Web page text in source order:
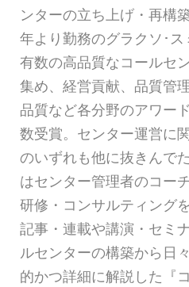
ンターの立ち上げ・再構
年より勤務のグラクソ･
有数の高品質なコールセ
集め、経営貢献、品質管
品質など各分野のアワー
数受賞。センター運営に
のいずれも他に抜きんで
はセンター管理者のコー
研修・コンサルティング
記事・連載や講演・セミ
ルセンターの構築から日
的かつ詳細に解説した『